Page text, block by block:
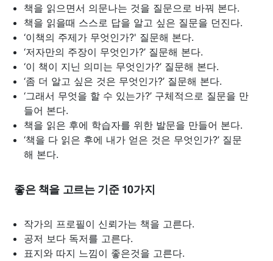
책을 읽으면서 의문나는 것을 질문으로 바꿔 본다.
책을 읽을때 스스로 답을 알고 싶은 질문을 던진다.
‘이책의 주제가 무엇인가?' 질문해 본다.
‘저자만의 주장이 무엇인가?’ 질문해 본다.
‘이 책이 지닌 의미는 무엇인가?’ 질문해 본다.
‘좀 더 알고 싶은 것은 무엇인가?’ 질문해 본다.
‘그래서 무엇을 할 수 있는가?’ 구체적으로 질문을 만
들어 본다.
책을 읽은 후에 학습자를 위한 발문을 만들어 본다.
‘책을 다 읽은 후에 내가 얻은 것은 무엇인가?’ 질문
해 본다.
좋은 책을 고르는 기준 10가지
작가의 프로필이 신뢰가는 책을 고른다.
공저 보다 독저를 고른다.
표지와 따지 느낌이 좋은것을 고른다.